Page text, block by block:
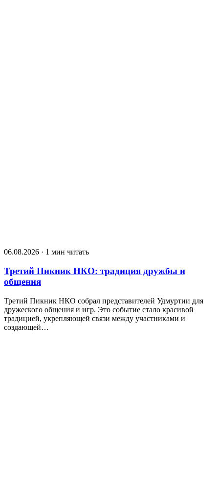
06.08.2026 · 1 мин читать
Третий Пикник НКО: традиция дружбы и
общения
Третий Пикник НКО собрал представителей Удмуртии для
дружеского общения и игр. Это событие стало красивой
традицией, укрепляющей связи между участниками и
создающей…